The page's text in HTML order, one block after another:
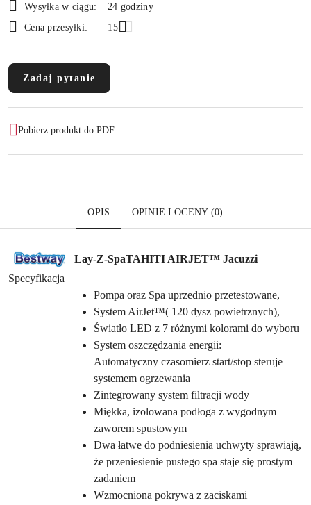
i
dostawa
Wysyłka w ciągu:
24 godziny
Cena przesyłki:
15
Zadaj pytanie
Pobierz produkt do PDF
OPIS OPINIE I OCENY (0)
Lay-Z-SpaTAHITI AIRJET™ Jacuzzi
Specyfikacja
Pompa oraz Spa uprzednio przetestowane,
System AirJet™( 120 dysz powietrznych),
Światło LED z 7 różnymi kolorami do wyboru
System oszczędzania energii:
Automatyczny czasomierz start/stop steruje
systemem ogrzewania
Zintegrowany system filtracji wody
Miękka, izolowana podłoga z wygodnym
zaworem spustowym
Dwa łatwe do podniesienia uchwyty sprawiają,
że przeniesienie pustego spa staje się prostym
zadaniem
Wzmocniona pokrywa z zaciskami